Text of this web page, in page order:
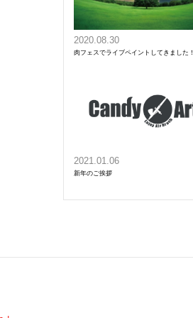
2020.08.30
肉フェスでライブペイントしてきました！
2021.01.06
新年のご挨拶